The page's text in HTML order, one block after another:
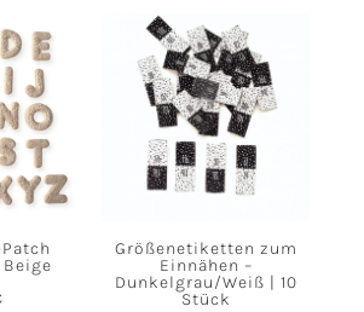
Größenetiketten zum
Einnähen –
Dunkelgrau/Weiß | 10
Stück